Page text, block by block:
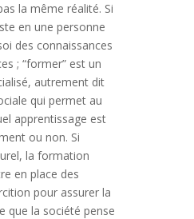
la même réalité. Si
en une personne
des connaissances
; “former” est un
autrement dit
qui permet au
apprentissage est
ou non. Si
la formation
en place des
pour assurer la
que la société pense